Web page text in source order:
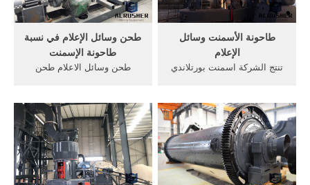
طحن وسائل الإعلام في نسبة
طاحونة الإسمنت
طحن وسائل الاعلام طحن
151 وحدة سكنية ...
طاحونة الأسمنت وسائل
الإعلام
تنتج الشركة اسمنت بورتلاندي
وسائل الاعلام. ...